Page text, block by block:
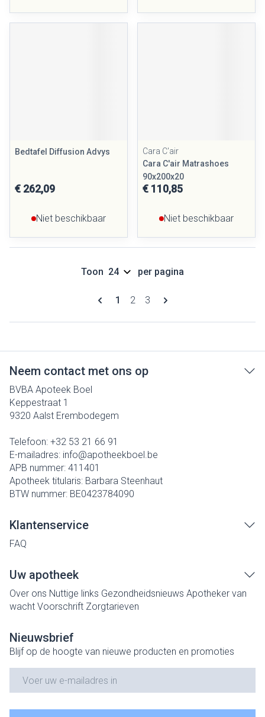
Bedtafel Diffusion Advys
€ 262,09
Niet beschikbaar
Cara C'air
Cara C'air Matrashoes
90x200x20
€ 110,85
Niet beschikbaar
Pagina's
U lees momenteel pagina
1 Pagina
2 Pagina
3
Toon per pagina
Neem contact met ons op
BVBA Apoteek Boel
Keppestraat 1
9320 Aalst Erembodegem
Telefoon: +32 53 21 66 91
E-mailadres: info@apotheekboel.be
APB nummer: 411401
Apotheek titularis: Barbara Steenhaut
BTW nummer: BE0423784090
Klantenservice
FAQ
Uw apotheek
Over ons Nuttige links Gezondheidsnieuws Apotheker van
wacht Voorschrift Zorgtarieven
Nieuwsbrief
Blijf op de hoogte van nieuwe producten en promoties